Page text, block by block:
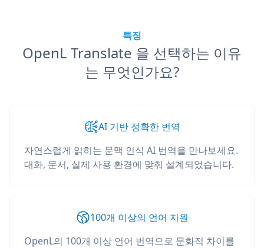
특징
OpenL Translate 을 선택하는 이유
는 무엇인가요?
AI 기반 정확한 번역
자연스럽게 읽히는 문맥 인식 AI 번역을 만나보세요.
대화, 문서, 실제 사용 환경에 맞춰 설계되었습니다.
100개 이상의 언어 지원
OpenL의 100개 이상 언어 번역으로 문화적 차이를